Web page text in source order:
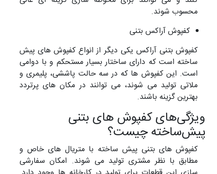
محسوب شوند.
کفپوش آراکس بتنی
کفپوش بتنی آراکس یکی دیگر از انواع کفپوش های پیش
ساخته است که دارای ساختار بسیار مستحکم و با دوامی
است. این کفپوش ها که در سه حالت پاششی، پلیمری و
ملاتی تولید می شوند، می توانند در مکان های پرتردد
بهترین گزینه باشند.
ویژگی‌های کفپوش ‌های بتنی
پیش‌‌ساخته چیست؟
کفپوش های بتنی پیش ساخته با متریال های خاص و
مطابق با نظر مشتری تولید می شوند. امکان سفارشی